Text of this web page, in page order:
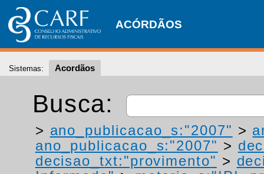
ACÓRDÃOS
Sistemas: Acordãos
Busca:
> ano_publicacao_s:"2007" >
ano_publicacao_s:"2007" >
decisao_txt:"provimento" >